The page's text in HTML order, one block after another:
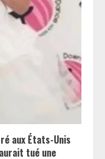
aux États-Unis
tué une